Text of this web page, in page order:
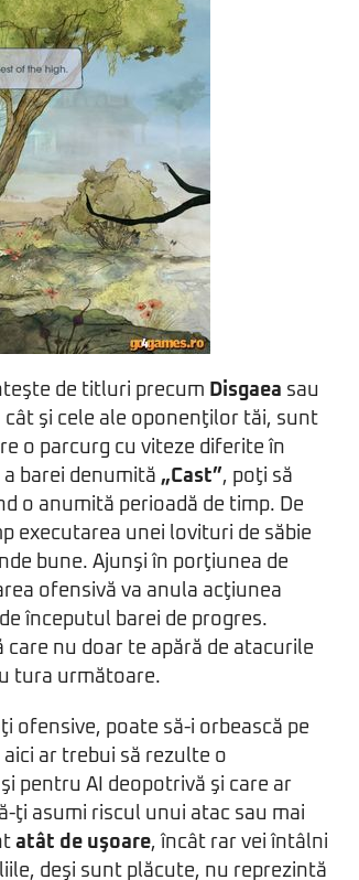
de titluri precum Disgaea sau
şi cele ale oponenţilor tăi, sunt
o parcurg cu viteze diferite în
barei denumită „Cast”, poţi să
o anumită perioadă de timp. De
executarea unei lovituri de săbie
bune. Ajunşi în porţiunea de
ofensivă va anula acţiunea
începutul barei de progres.
nu doar te apără de atacurile
tura următoare.
ofensive, poate să-i orbească pe
ar trebui să rezulte o
pentru AI deopotrivă şi care ar
ţi asumi riscul unui atac sau mai
atât de uşoare, încât rar vei întâlni
deşi sunt plăcute, nu reprezintă